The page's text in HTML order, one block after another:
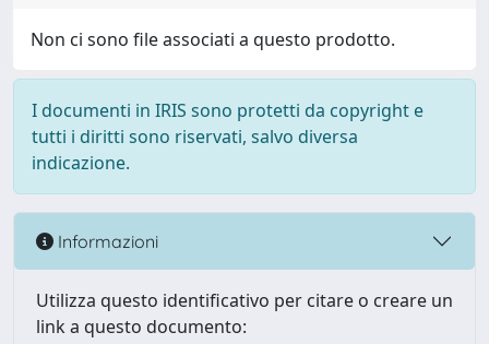
Non ci sono file associati a questo prodotto.
I documenti in IRIS sono protetti da copyright e
tutti i diritti sono riservati, salvo diversa
indicazione.
Informazioni
Utilizza questo identificativo per citare o creare un
link a questo documento: